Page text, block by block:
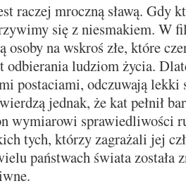
raczej mroczną sławą. Gdy
się z niesmakiem. W
osoby na wskroś złe, które
odbierania ludziom życia.
postaciami, odczuwają lekki
jednak, że kat pełnił
wymiarowi sprawiedliwości
tych, którzy zagrażali jej
państwach świata została